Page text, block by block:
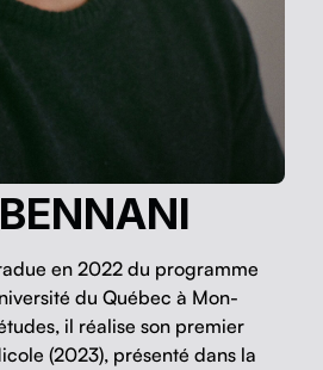
en 2022 du pro­gramme
du Québec à Mon­
il réalise son pre­mier
(2023), présen­té dans la